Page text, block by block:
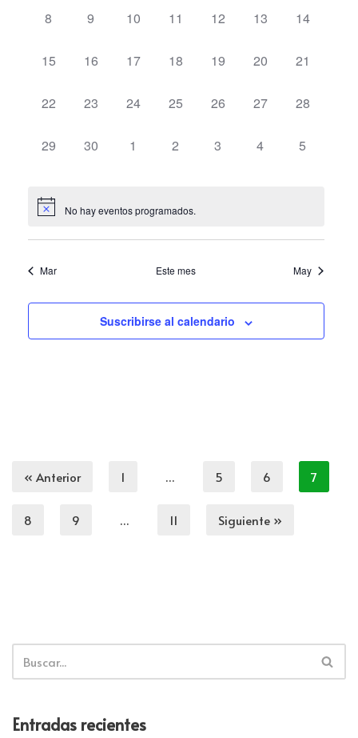
vistas
de
Eventos
0
8
0
9
0
10
0
11
0
12
0
13
0
14
0
15
0
16
0
17
0
18
0
19
0
20
0
21
0
22
0
23
0
24
0
25
0
26
0
27
0
28
0
29
0
30
0
1
0
2
0
3
0
4
0
5
No hay eventos programados.
Mar Este mes May
Suscribirse al calendario
« Anterior 1 … 5 6 7
8 9 … 11 Siguiente »
Entradas recientes